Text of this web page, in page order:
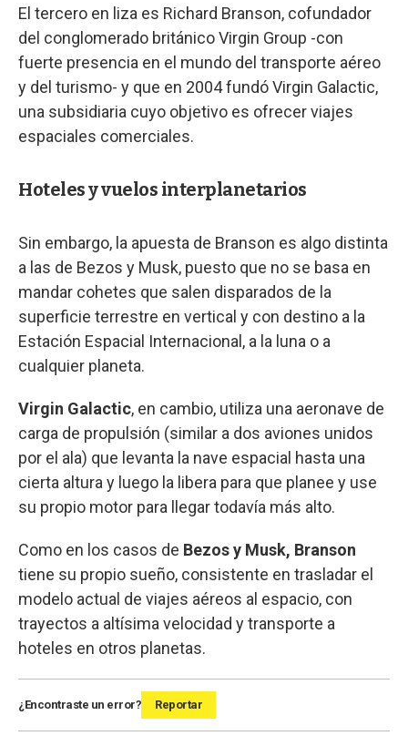
El tercero en liza es Richard Branson, cofundador
del conglomerado británico Virgin Group -con
fuerte presencia en el mundo del transporte aéreo
y del turismo- y que en 2004 fundó Virgin Galactic,
una subsidiaria cuyo objetivo es ofrecer viajes
espaciales comerciales.
Hoteles y vuelos interplanetarios
Sin embargo, la apuesta de Branson es algo distinta
a las de Bezos y Musk, puesto que no se basa en
mandar cohetes que salen disparados de la
superficie terrestre en vertical y con destino a la
Estación Espacial Internacional, a la luna o a
cualquier planeta.
Virgin Galactic, en cambio, utiliza una aeronave de
carga de propulsión (similar a dos aviones unidos
por el ala) que levanta la nave espacial hasta una
cierta altura y luego la libera para que planee y use
su propio motor para llegar todavía más alto.
Como en los casos de Bezos y Musk, Branson
tiene su propio sueño, consistente en trasladar el
modelo actual de viajes aéreos al espacio, con
trayectos a altísima velocidad y transporte a
hoteles en otros planetas.
¿Encontraste un error? Reportar